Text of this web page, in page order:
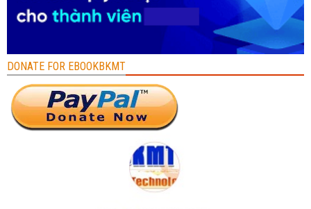
DONATE FOR EBOOKBKMT